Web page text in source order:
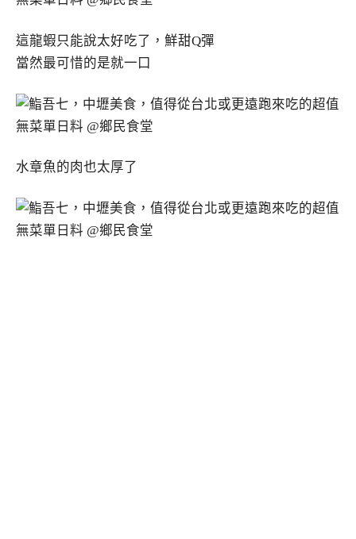
這龍蝦只能說太好吃了，鮮甜Q彈
當然最可惜的是就一口
水章魚的肉也太厚了